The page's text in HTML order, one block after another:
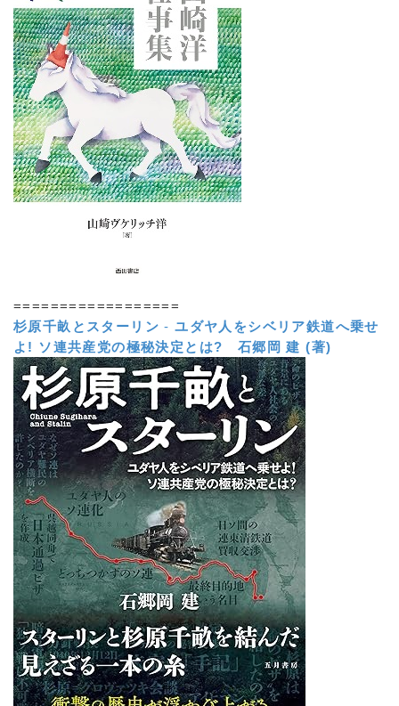
==================
杉原千畝とスターリン -ユダヤ人をシベリア鉄道へ乗せ
よ! ソ連共産党の極秘決定とは?
石郷岡 建 (著)